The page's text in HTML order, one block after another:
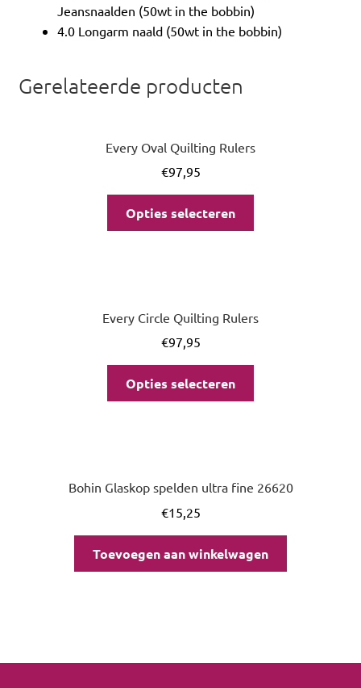
Jeansnaalden (50wt in the bobbin)
4.0 Longarm naald (50wt in the bobbin)
Gerelateerde producten
Every Oval Quilting Rulers
€97,95
Opties selecteren
Every Circle Quilting Rulers
€97,95
Opties selecteren
Bohin Glaskop spelden ultra fine 26620
€15,25
Toevoegen aan winkelwagen